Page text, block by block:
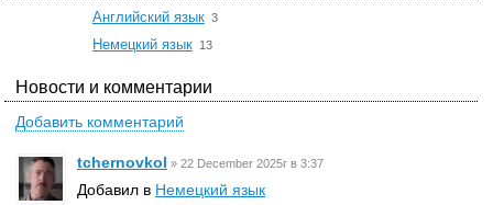
Английский язык 3
Немецкий язык 13
Новости и комментарии
Добавить комментарий
tchernovkol » 22 December 2025г в 3:37
Добавил в Немецкий язык